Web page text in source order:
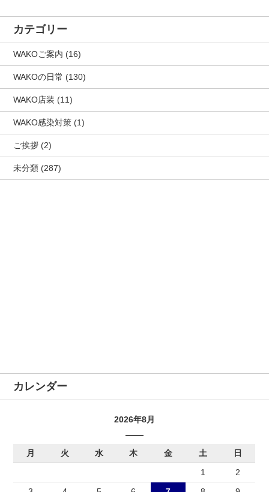
カテゴリー
WAKOご案内 (16)
WAKOの日常 (130)
WAKO店装 (11)
WAKO感染対策 (1)
ご挨拶 (2)
未分類 (287)
カレンダー
2026年8月
月 火 水 木 金 土
日
1
2